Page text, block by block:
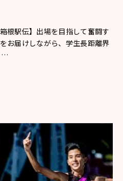
根駅伝】出場を目指して奮闘す
お届けしながら、学生長距離界
…